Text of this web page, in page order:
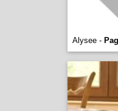
Alysee -